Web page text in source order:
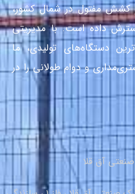
و کشش مفتول در شمال کشور،
داده است. با مدیریتی
دستگاه‌های تولیدی، ما
و دوام طولانی را در
آق قلا